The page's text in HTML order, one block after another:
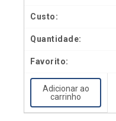
Adicionar ao
carrinho